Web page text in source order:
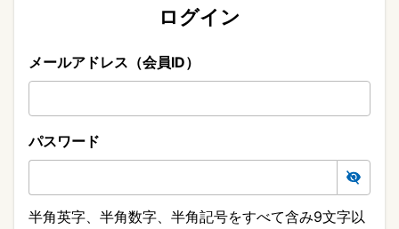
ログイン
メールアドレス（会員ID）
パスワード
半角英字、半角数字、半角記号をすべて含み9文字以